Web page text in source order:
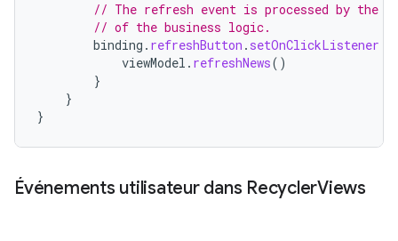
// The refresh event is processed by the
// of the business logic.
binding . refreshButton . setOnClickListener
viewModel . refreshNews()
}
}
}
Événements utilisateur dans RecyclerViews